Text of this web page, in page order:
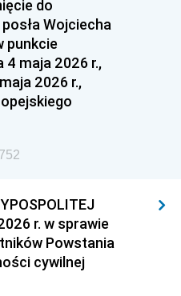
do
Wojciecha
punkcie
4 maja 2026 r.,
2026 r.,
r. w sprawie
Powstania
cywilnej